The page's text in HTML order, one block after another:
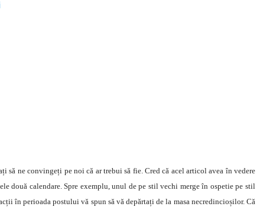
să ne convingeți pe noi că ar trebui să fie. Cred că acel articol avea în vedere
două calendare. Spre exemplu, unul de pe stil vechi merge în ospetie pe stil
în perioada postului vă spun să vă depărtați de la masa necredincioșilor. Că